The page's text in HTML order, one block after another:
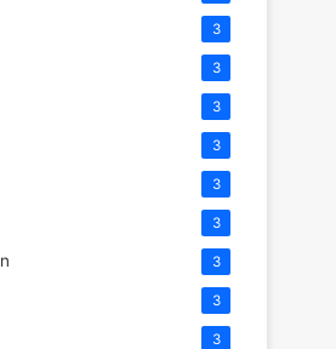
3
3
3
3
3
3
3
3
3